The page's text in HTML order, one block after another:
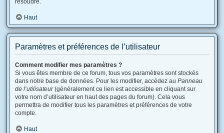
résoudre.
Haut
Paramètres et préférences de l’utilisateur
Comment modifier mes paramètres ?
Si vous êtes membre de ce forum, tous vos paramètres sont stockés
dans notre base de données. Pour les modifier, accédez au Panneau
de l’utilisateur(généralement ce lien est accessible en cliquant sur
votre nom d’utilisateur en haut des pages du forum). Cela vous
permettra de modifier tous les paramètres et préférences de votre
compte.
Haut